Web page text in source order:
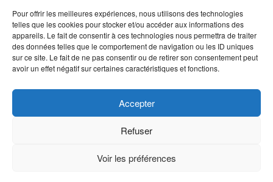
Pour offrir les meilleures expériences, nous utilisons des technologies
telles que les cookies pour stocker et/ou accéder aux informations des
appareils. Le fait de consentir à ces technologies nous permettra de traiter
des données telles que le comportement de navigation ou les ID uniques
sur ce site. Le fait de ne pas consentir ou de retirer son consentement peut
avoir un effet négatif sur certaines caractéristiques et fonctions.
Accepter
Refuser
Voir les préférences
Combien de fois arroser un cactus ?
Quelles fleurs offrir pour la fête des mères ?
Idées de décoration avec fleurs séchées